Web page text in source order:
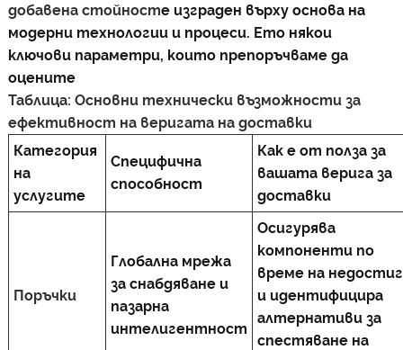
добавена стойносте изграден върху основа на
модерни технологии и процеси. Ето някои
ключови параметри, които препоръчваме да
оцените
Таблица: Основни технически възможности за
ефективност на веригата на доставки
Категория
на
услугите
Специфична
способност
Как е от полза за
вашата верига за
доставки
Поръчки
Глобална мрежа
за снабдяване и
пазарна
интелигентност
Осигурява
компоненти по
време на недостиг
и идентифицира
алтернативи за
спестяване на